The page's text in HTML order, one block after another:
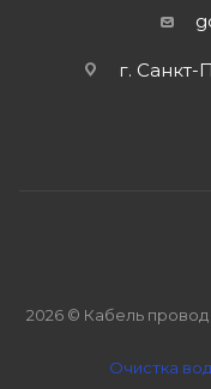
г.
2026 © Кабель
Очистка